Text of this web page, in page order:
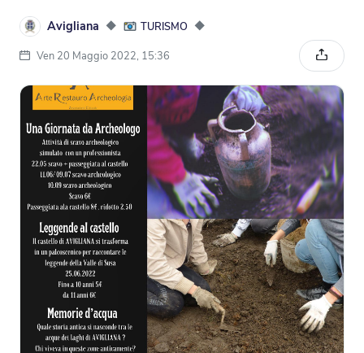
Avigliana ◆ TURISMO ◆
Ven 20 Maggio 2022, 15:36